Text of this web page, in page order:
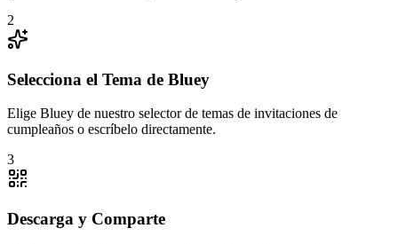
2
Selecciona el Tema de Bluey
Elige Bluey de nuestro selector de temas de invitaciones de
cumpleaños o escríbelo directamente.
3
Descarga y Comparte